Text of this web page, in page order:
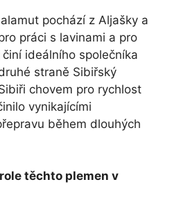
pochází z Aljašky a
práci s lavinami a pro
ideálního společníka
straně Sibiřský
chovem pro rychlost
vynikajícími
během dlouhých
těchto plemen v